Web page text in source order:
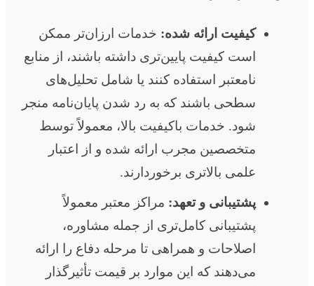
کیفیت ارائه شده: خدمات ارزان‌تر ممکن
است کیفیت پایین‌تری داشته باشند، از منابع
نامعتبر استفاده کنند یا شامل تحلیل‌های
سطحی باشند که به رد شدن پایان‌نامه منجر
شود. خدمات باکیفیت بالا، معمولاً توسط
متخصصین مجرب ارائه شده و از اعتبار
علمی بالاتری برخوردارند.
پشتیبانی و تعهد: مراکز معتبر معمولاً
پشتیبانی کامل‌تری از جمله مشاوره،
اصلاحات و همراهی تا مرحله دفاع را ارائه
می‌دهند که این موارد بر قیمت تأثیرگذار